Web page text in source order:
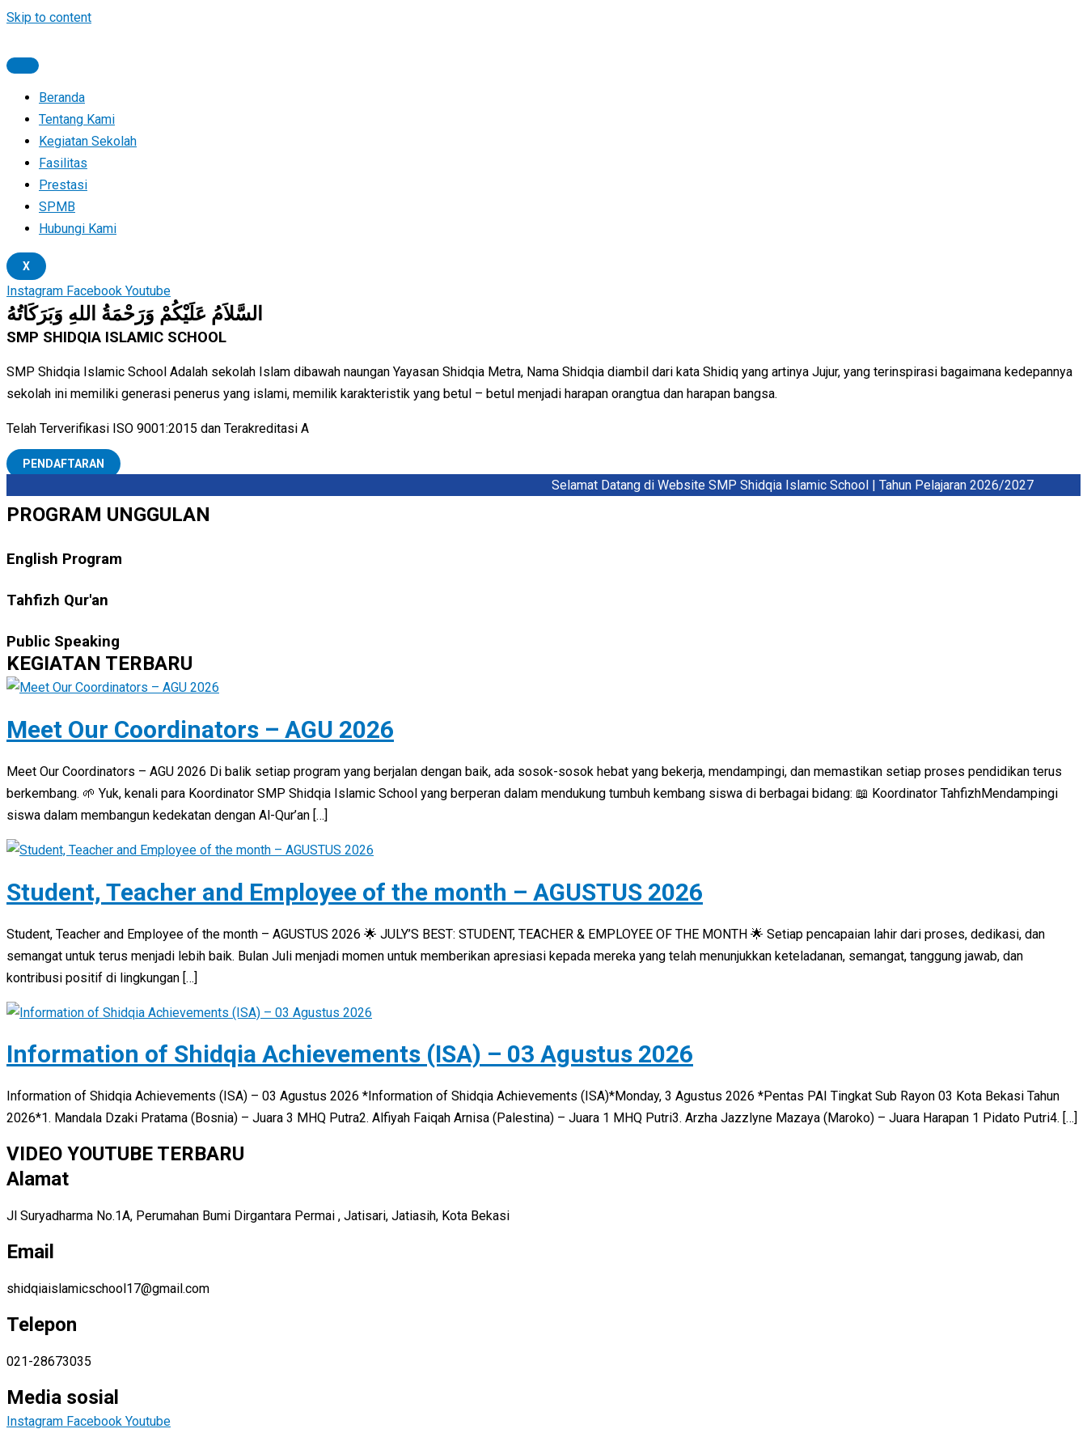
Skip to content
Beranda
Tentang Kami
Kegiatan Sekolah
Fasilitas
Prestasi
SPMB
Hubungi Kami
X
Instagram Facebook Youtube
السَّلاَمُ عَلَيْكُمْ وَرَحْمَةُ اللهِ وَبَرَكَاتُهُ
SMP SHIDQIA ISLAMIC SCHOOL
SMP Shidqia Islamic School Adalah sekolah Islam dibawah naungan Yayasan Shidqia Metra, Nama Shidqia diambil dari kata Shidiq yang artinya Jujur, yang terinspirasi bagaimana kedepannya
sekolah ini memiliki generasi penerus yang islami, memilik karakteristik yang betul – betul menjadi harapan orangtua dan harapan bangsa.
Telah Terverifikasi ISO 9001:2015 dan Terakreditasi A
PENDAFTARAN
Selamat Datang di Website SMP Shidqia Islamic School | Tahun Pelajaran 2026/2027
PROGRAM UNGGULAN
English Program
Tahfizh Qur'an
Public Speaking
KEGIATAN TERBARU
Meet Our Coordinators – AGU 2026
Meet Our Coordinators – AGU 2026 Di balik setiap program yang berjalan dengan baik, ada sosok-sosok hebat yang bekerja, mendampingi, dan memastikan setiap proses pendidikan terus
berkembang. 🌱 Yuk, kenali para Koordinator SMP Shidqia Islamic School yang berperan dalam mendukung tumbuh kembang siswa di berbagai bidang: 📖 Koordinator TahfizhMendampingi
siswa dalam membangun kedekatan dengan Al-Qur’an […]
Student, Teacher and Employee of the month – AGUSTUS 2026
Student, Teacher and Employee of the month – AGUSTUS 2026 🌟 JULY’S BEST: STUDENT, TEACHER & EMPLOYEE OF THE MONTH 🌟 Setiap pencapaian lahir dari proses, dedikasi, dan
semangat untuk terus menjadi lebih baik. Bulan Juli menjadi momen untuk memberikan apresiasi kepada mereka yang telah menunjukkan keteladanan, semangat, tanggung jawab, dan
kontribusi positif di lingkungan […]
Information of Shidqia Achievements (ISA) – 03 Agustus 2026
Information of Shidqia Achievements (ISA) – 03 Agustus 2026 *Information of Shidqia Achievements (ISA)*Monday, 3 Agustus 2026 *Pentas PAI Tingkat Sub Rayon 03 Kota Bekasi Tahun
2026*1. Mandala Dzaki Pratama (Bosnia) – Juara 3 MHQ Putra2. Alfiyah Faiqah Arnisa (Palestina) – Juara 1 MHQ Putri3. Arzha Jazzlyne Mazaya (Maroko) – Juara Harapan 1 Pidato Putri4. […]
VIDEO YOUTUBE TERBARU
Alamat
Jl Suryadharma No.1A, Perumahan Bumi Dirgantara Permai , Jatisari, Jatiasih, Kota Bekasi
Email
shidqiaislamicschool17@gmail.com
Telepon
021-28673035
Media sosial
Instagram Facebook Youtube